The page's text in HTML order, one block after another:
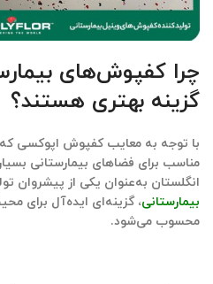
چرا کفپوش‌های
گزینه بهتری هستند؟
با توجه به معایب کفپوش اپوکسی
مناسب برای فضاهای بیمارستانی
انگلستان به‌عنوان یکی از پیشروان
بیمارستانی، گزینه‌ای ایده‌آل برای
محسوب می‌شود.